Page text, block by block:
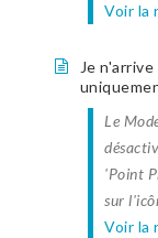
Voir la
Je
Le
'Point
sur
Voir la